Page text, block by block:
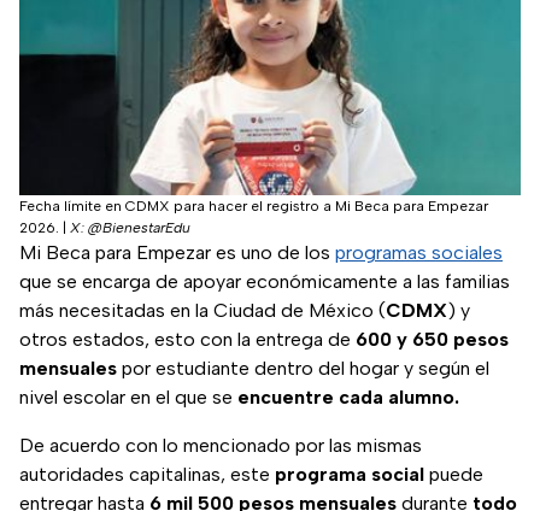
Fecha límite en CDMX para hacer el registro a Mi Beca para Empezar
2026.
X: @BienestarEdu
Mi Beca para Empezar es uno de los programas sociales
que se encarga de apoyar económicamente a las familias
más necesitadas en la Ciudad de México (CDMX) y
otros estados, esto con la entrega de 600 y 650 pesos
mensuales por estudiante dentro del hogar y según el
nivel escolar en el que se encuentre cada alumno.
De acuerdo con lo mencionado por las mismas
autoridades capitalinas, este programa social puede
entregar hasta 6 mil 500 pesos mensuales durante todo